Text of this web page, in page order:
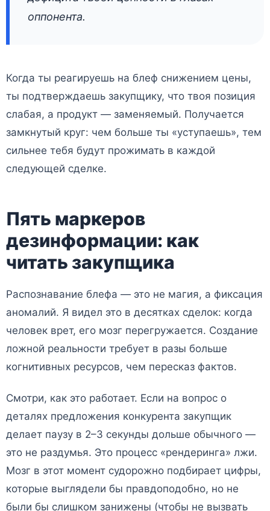
оппонента.
Когда ты реагируешь на блеф снижением цены,
ты подтверждаешь закупщику, что твоя позиция
слабая, а продукт — заменяемый. Получается
замкнутый круг: чем больше ты «уступаешь», тем
сильнее тебя будут прожимать в каждой
следующей сделке.
Пять маркеров
дезинформации: как
читать закупщика
Распознавание блефа — это не магия, а фиксация
аномалий. Я видел это в десятках сделок: когда
человек врет, его мозг перегружается. Создание
ложной реальности требует в разы больше
когнитивных ресурсов, чем пересказ фактов.
Смотри, как это работает. Если на вопрос о
деталях предложения конкурента закупщик
делает паузу в 2–3 секунды дольше обычного —
это не раздумья. Это процесс «рендеринга» лжи.
Мозг в этот момент судорожно подбирает цифры,
которые выглядели бы правдоподобно, но не
были бы слишком занижены (чтобы не вызвать